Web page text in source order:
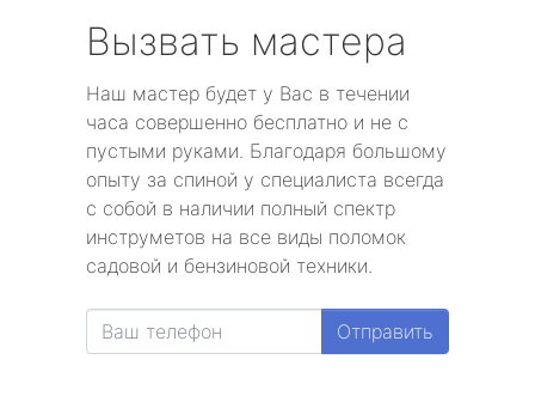
Вызвать мастера
Наш мастер будет у Вас в течении
часа совершенно бесплатно и не с
пустыми руками. Благодаря большому
опыту за спиной у специалиста всегда
с собой в наличии полный спектр
инструметов на все виды поломок
садовой и бензиновой техники.
Отправить